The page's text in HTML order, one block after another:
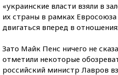
«украинские власти взяли в
их страны в рамках
двигаться вперед в
Зато Майк Пенс ничего не
отметили некоторые
российский министр Лавров